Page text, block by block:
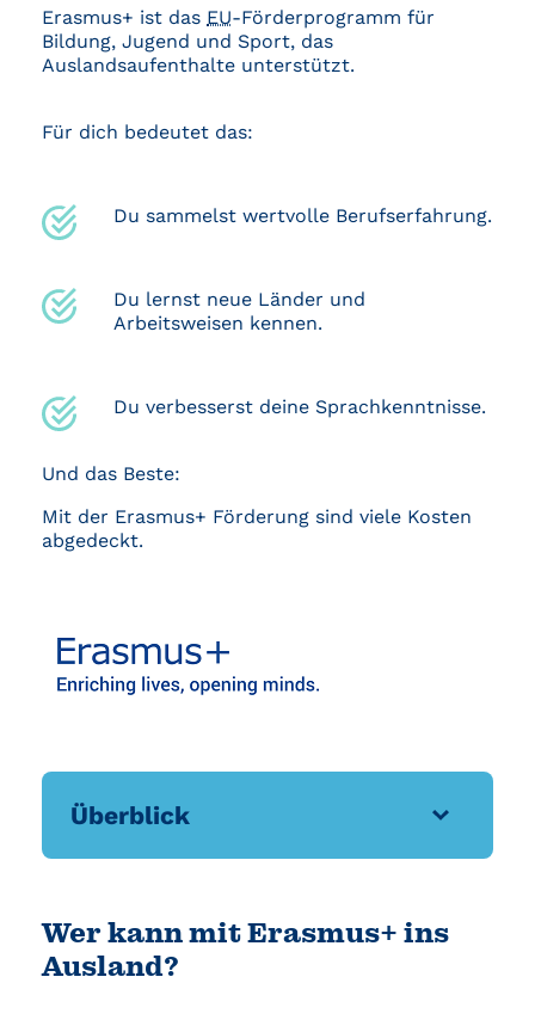
Erasmus+ ist das EU-Förderprogramm für
Bildung, Jugend und Sport, das
Auslandsaufenthalte unterstützt.
Für dich bedeutet das:
Du sammelst wertvolle Berufserfahrung.
Du lernst neue Länder und
Arbeitsweisen kennen.
Du verbesserst deine Sprachkenntnisse.
Und das Beste:
Mit der Erasmus+ Förderung sind viele Kosten
abgedeckt.
Überblick
Wer kann mit Erasmus+ ins
Ausland?